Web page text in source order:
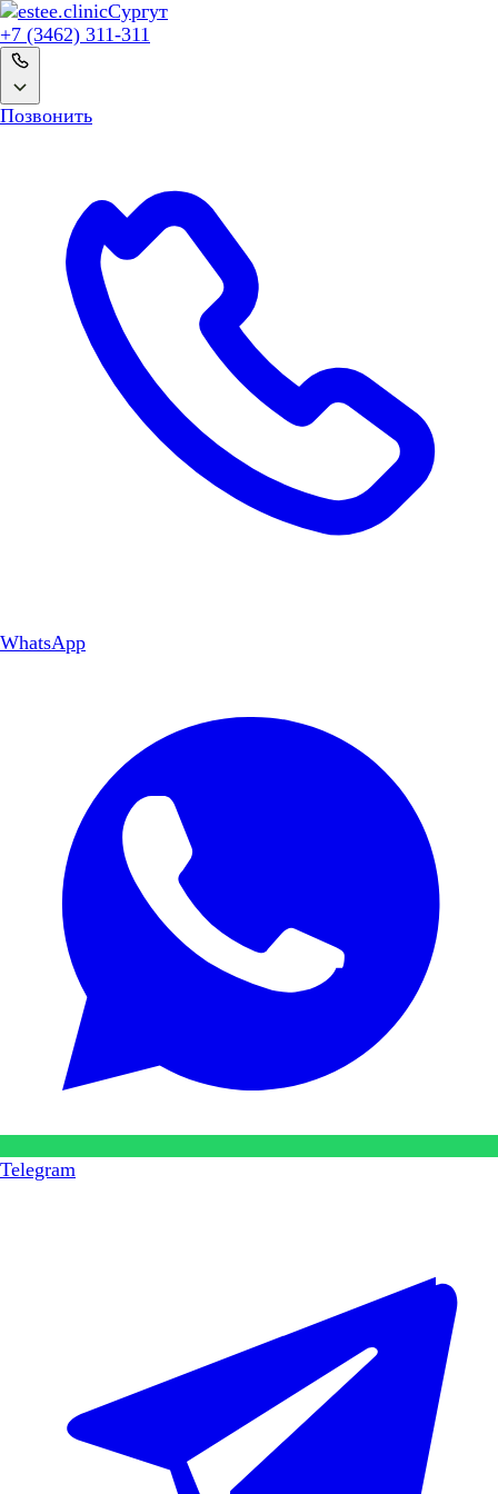
Сургут
+7 (3462) 311-311
Позвонить
WhatsApp
Telegram